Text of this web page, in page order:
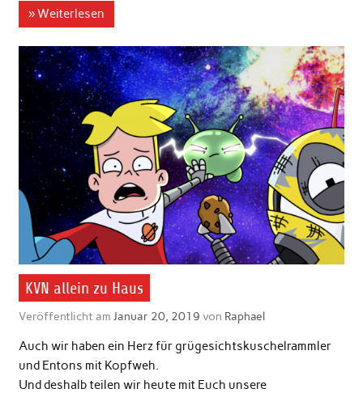
» Weiterlesen
KVN allein zu Haus
Veröffentlicht am Januar 20, 2019 von Raphael
Auch wir haben ein Herz für grügesichtskuschelrammler
und Entons mit Kopfweh.
Und deshalb teilen wir heute mit Euch unsere